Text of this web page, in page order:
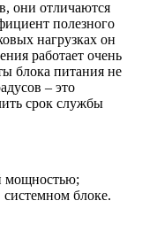
они отличаются
полезного
нагрузках он
работает очень
блока питания не
– это
срок службы
мощностью;
блоке.